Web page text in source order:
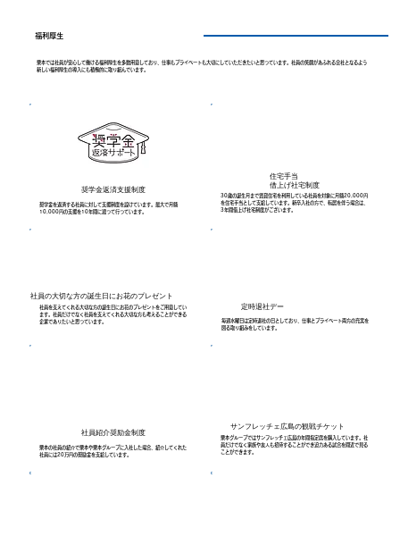
福利厚生
栗本では社員が安心して働ける福利厚生を多数用意しており、仕事もプライベートも大切にしていただきたいと思っています。社員の笑顔があふれる会社となるよう
新しい福利厚生の導入にも積極的に取り組んでいます。
奨学金返済支援制度
奨学金を返済する社員に対して支援制度を設けています。最大で月額
10,000円の支援を10年間に渡って行っています。
社員の大切な方の誕生日にお花のプレゼント
社員を支えてくれる大切な方の誕生日にお花のプレゼントをご用意してい
ます。社員だけでなく社員を支えてくれる大切な方も考えることができる
企業でありたいと思っています。
サンフレッチェ広島の観戦チケット
栗本グループではサンフレッチェ広島の年間指定席を購入しています。社
員だけでなく家族や友人も招待することができ迫力ある試合を間近で見る
ことができます。
​社員紹介奨励金制度
栗本の社員の紹介で栗本や栗本グループに入社した場合、紹介してくれた
社員には20万円の奨励金を支給しています。
住宅手当
借上げ社宅制度
30歳の誕生月まで賃貸住宅を利用している社員を対象に月額20,000円
を住宅手当として支給しています。​新卒入社の方で、転居を伴う場合は、
3年間借上げ社宅制度がございます。
定時退社デー
毎週水曜日は定時退社の日としており、仕事とプライベート両方の充実を
図る取り組みをしています。